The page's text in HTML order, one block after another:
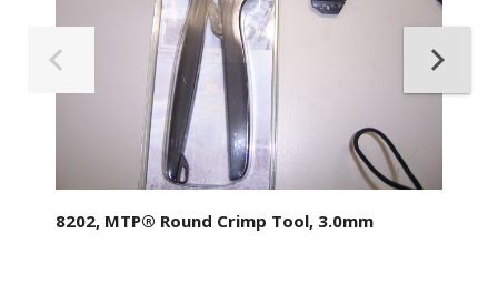
8202, MTP® Round Crimp Tool, 3.0mm